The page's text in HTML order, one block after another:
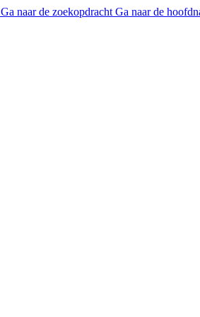
Ga naar de zoekopdracht Ga naar de